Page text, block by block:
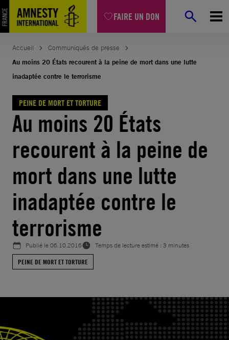
FAIRE UN DON
Aller
au
contenu
Accueil
Communiqués de presse
Au moins 20 États recourent à la peine de mort dans une lutte
inadaptée contre le terrorisme
PEINE DE MORT ET TORTURE
Au moins 20 États
recourent à la peine de
mort dans une lutte
inadaptée contre le
terrorisme
Publié le06.10.2016
Temps de lecture estimé : 3 minutes
PEINE DE MORT ET TORTURE